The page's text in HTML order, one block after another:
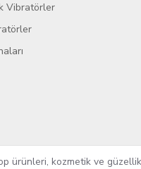
Vibratörler
ürünleri, kozmetik ve